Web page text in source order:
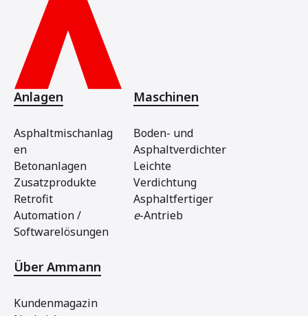
Anlagen
Asphaltmischanlag
en
Betonanlagen
Zusatzprodukte
Retrofit
Automation /
Softwarelösungen
Maschinen
Boden- und
Asphaltverdichter
Leichte
Verdichtung
Asphaltfertiger
e-Antrieb
Über Ammann
Kundenmagazin